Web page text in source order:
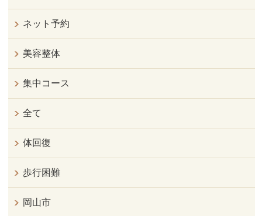
ネット予約
美容整体
集中コース
全て
体回復
歩行困難
岡山市